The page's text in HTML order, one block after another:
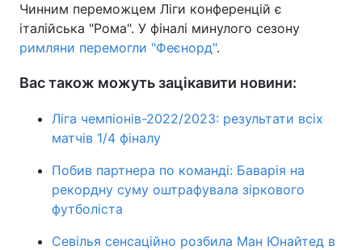
Чинним переможцем Ліги конференцій є
італійська "Рома". У фіналі минулого сезону
римляни перемогли "Феєнорд".
Вас також можуть зацікавити новини:
Ліга чемпіонів-2022/2023: результати всіх
матчів 1/4 фіналу
Побив партнера по команді: Баварія на
рекордну суму оштрафувала зіркового
футболіста
Севілья сенсаційно розбила Ман Юнайтед в